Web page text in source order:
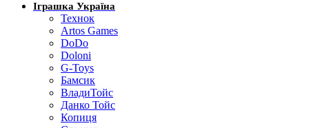
Іграшка Україна
Технок
Artos Games
DoDo
Doloni
G-Toys
Бамсик
ВладиТойс
Данко Тойс
Копиця